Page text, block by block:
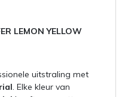
LEMON YELLOW
uitstraling met
. Elke kleur van